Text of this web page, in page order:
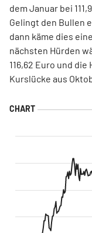
dem Januar bei
Gelingt den Bullen
dann käme dies
nächsten Hürden
116,62 Euro und
Kurslücke aus